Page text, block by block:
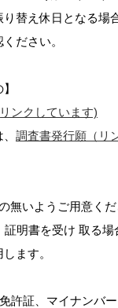
替え休日となる場
ださい。
ンクしています)
調査書発行願（リ
無いようご用意く
証明書を受け 取る場
ます。
許証、マイナンバ